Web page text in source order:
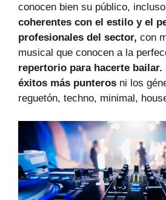
conocen bien su público,
coherentes con el estilo y el
profesionales del sector, con
musical que conocen a la
repertorio para hacerte bailar.
éxitos más punteros ni los
reguetón, techno, minimal,